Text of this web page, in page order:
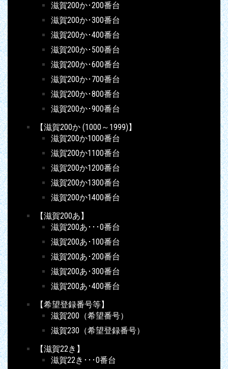
滋賀200か･200番台
滋賀200か･300番台
滋賀200か･400番台
滋賀200か･500番台
滋賀200か･600番台
滋賀200か･700番台
滋賀200か･800番台
滋賀200か･900番台
【滋賀200か (1000～1999)】
滋賀200か1000番台
滋賀200か1100番台
滋賀200か1200番台
滋賀200か1300番台
滋賀200か1400番台
【滋賀200あ】
滋賀200あ･･･0番台
滋賀200あ･100番台
滋賀200あ･200番台
滋賀200あ･300番台
滋賀200あ･400番台
【希望登録番号等】
滋賀200（希望番号）
滋賀230（希望登録番号）
【滋賀22き】
滋賀22き･･･0番台